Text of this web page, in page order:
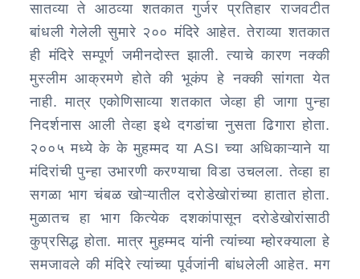
सातव्या ते आठव्या शतकात गुर्जर प्रतिहार राजवटीत
बांधली गेलेली सुमारे २०० मंदिरे आहेत. तेराव्या शतकात
ही मंदिरे सम्पूर्ण जमीनदोस्त झाली. त्याचे कारण नक्की
मुस्लीम आक्रमणे होते की भूकंप हे नक्की सांगता येत
नाही. मात्र एकोणिसाव्या शतकात जेव्हा ही जागा पुन्हा
निदर्शनास आली तेव्हा इथे दगडांचा नुसता ढिगारा होता.
२००५ मध्ये के के मुहम्मद या ASI च्या अधिकाऱ्याने या
मंदिरांची पुन्हा उभारणी करण्याचा विडा उचलला. तेव्हा हा
सगळा भाग चंबळ खोऱ्यातील दरोडेखोरांच्या हातात होता.
मुळातच हा भाग कित्येक दशकांपासून दरोडेखोरांसाठी
कुप्रसिद्ध होता. मात्र मुहम्मद यांनी त्यांच्या म्होरक्याला हे
समजावले की मंदिरे त्यांच्या पूर्वजांनी बांधलेली आहेत. मग